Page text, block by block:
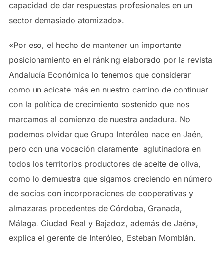
capacidad de dar respuestas profesionales en un
sector demasiado atomizado».
«Por eso, el hecho de mantener un importante
posicionamiento en el ránking elaborado por la revista
Andalucía Económica lo tenemos que considerar
como un acicate más en nuestro camino de continuar
con la política de crecimiento sostenido que nos
marcamos al comienzo de nuestra andadura. No
podemos olvidar que Grupo Interóleo nace en Jaén,
pero con una vocación claramente aglutinadora en
todos los territorios productores de aceite de oliva,
como lo demuestra que sigamos creciendo en número
de socios con incorporaciones de cooperativas y
almazaras procedentes de Córdoba, Granada,
Málaga, Ciudad Real y Bajadoz, además de Jaén»,
explica el gerente de Interóleo, Esteban Momblán.